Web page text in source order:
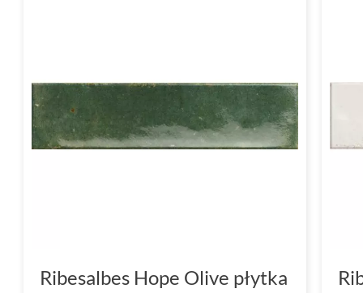
Ribesalbes Hope Olive płytka